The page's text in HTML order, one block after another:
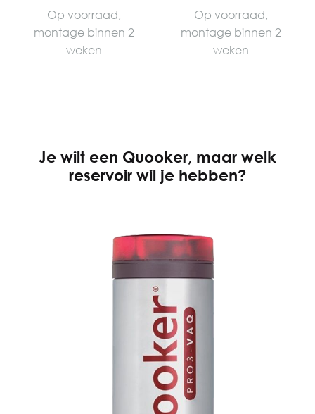
Op voorraad,
montage binnen 2
weken
Op voorraad,
montage binnen 2
weken
Je wilt een Quooker, maar welk
reservoir wil je hebben?